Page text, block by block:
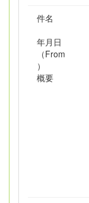
件名
年月日
（From
）
概要